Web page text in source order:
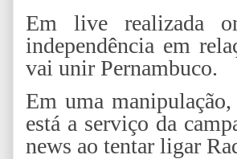
Em live realizada
independência em
vai unir Pernambuco.
Em uma
está a serviço da
news ao tentar ligar